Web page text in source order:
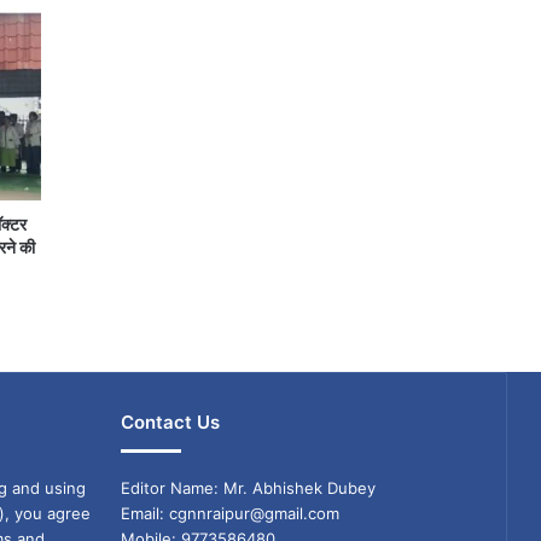
की
and using
you agree
Contact Us
Editor Name: Mr. Abhishek Dubey
Email: cgnnraipur@gmail.com